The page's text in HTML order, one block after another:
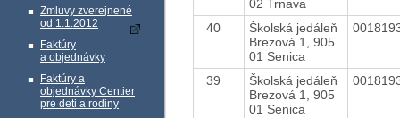
Zmluvy zverejnené
od 1.1.2012
Faktúry
a objednávky
Faktúry a
objednávky Centier
pre deti a rodiny
02 Trnava
40
Školská jedáleň
Brezová 1, 905
01 Senica
39
Školská jedáleň
Brezová 1, 905
01 Senica